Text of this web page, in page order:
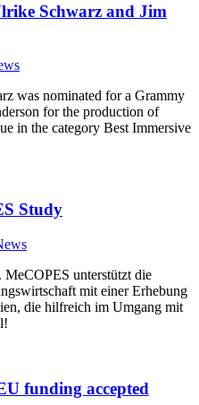
Schwarz and Jim
was nominated for a Grammy
for the production of
in the category Best Immersive
Study
MeCOPES unterstützt die
mit einer Erhebung
die hilfreich im Umgang mit
funding accepted